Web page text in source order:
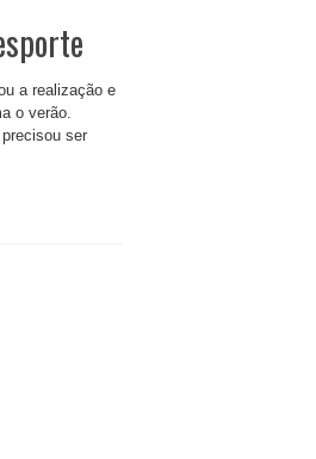
a realização e
o verão.
ser